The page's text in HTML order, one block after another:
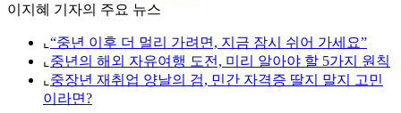
이지혜 기자의 주요 뉴스
⌞ “중년 이후 더 멀리 가려면, 지금 잠시 쉬어 가세요”
⌞ 중년의 해외 자유여행 도전, 미리 알아야 할 5가지 원칙
⌞ 중장년 재취업 양날의 검, 민간 자격증 딸지 말지 고민
이라면?